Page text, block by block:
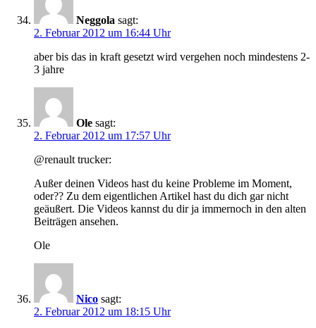
Neggola sagt:
2. Februar 2012 um 16:44 Uhr
aber bis das in kraft gesetzt wird vergehen noch mindestens 2-
3 jahre
Ole sagt:
2. Februar 2012 um 17:57 Uhr
@renault trucker:
Außer deinen Videos hast du keine Probleme im Moment,
oder?? Zu dem eigentlichen Artikel hast du dich gar nicht
geäußert. Die Videos kannst du dir ja immernoch in den alten
Beiträgen ansehen.
Ole
Nico sagt:
2. Februar 2012 um 18:15 Uhr